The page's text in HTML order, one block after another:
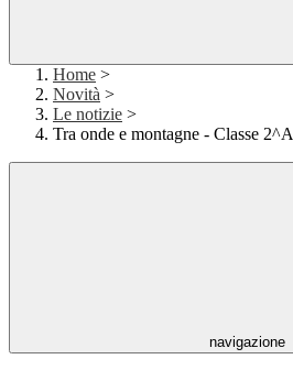
Home >
Novità >
Le notizie >
Tra onde e montagne - Classe 2^A
navigazione